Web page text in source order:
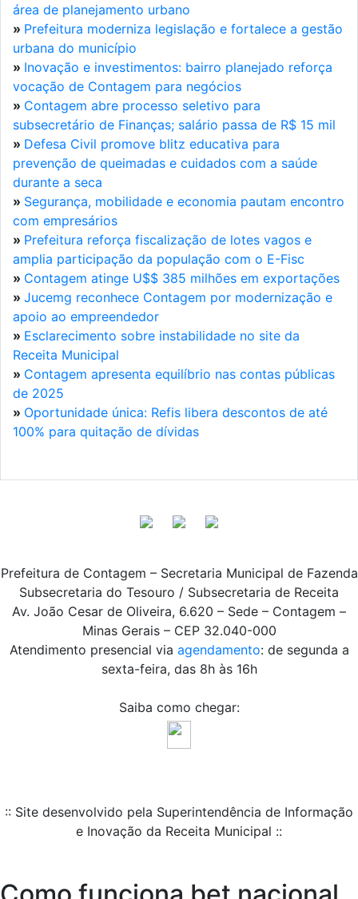
área de planejamento urbano
» Prefeitura moderniza legislação e fortalece a gestão
urbana do município
» Inovação e investimentos: bairro planejado reforça
vocação de Contagem para negócios
» Contagem abre processo seletivo para
subsecretário de Finanças; salário passa de R$ 15 mil
» Defesa Civil promove blitz educativa para
prevenção de queimadas e cuidados com a saúde
durante a seca
» Segurança, mobilidade e economia pautam encontro
com empresários
» Prefeitura reforça fiscalização de lotes vagos e
amplia participação da população com o E-Fisc
» Contagem atinge U$$ 385 milhões em exportações
» Jucemg reconhece Contagem por modernização e
apoio ao empreendedor
» Esclarecimento sobre instabilidade no site da
Receita Municipal
» Contagem apresenta equilíbrio nas contas públicas
de 2025
» Oportunidade única: Refis libera descontos de até
100% para quitação de dívidas
Prefeitura de Contagem – Secretaria Municipal de Fazenda
Subsecretaria do Tesouro / Subsecretaria de Receita
Av. João Cesar de Oliveira, 6.620 – Sede – Contagem –
Minas Gerais – CEP 32.040-000
Atendimento presencial via agendamento: de segunda a
sexta-feira, das 8h às 16h
Saiba como chegar:
:: Site desenvolvido pela Superintendência de Informação
e Inovação da Receita Municipal ::